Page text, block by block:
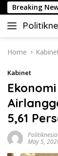
Skip
to
content
Breaking
Ketum
Home
Kabinet
5,61
May 5,